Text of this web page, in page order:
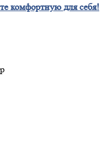
комфортную для себя!